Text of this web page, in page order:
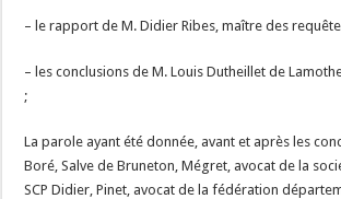
– le rapport de M. Didier Ribes, maître des
– les conclusions de M. Louis Dutheillet de
;
La parole ayant été donnée, avant et après les
Boré, Salve de Bruneton, Mégret, avocat de la
SCP Didier, Pinet, avocat de la fédération